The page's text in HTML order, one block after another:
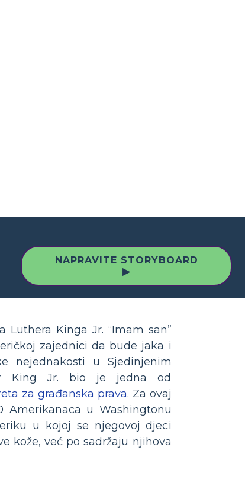
NAPRAVITE STORYBOARD
▶
Luthera Kinga Jr. “Imam san”
zajednici da bude jaka i
nejednakosti u Sjedinjenim
King Jr. bio je jedna od
za građanska prava. Za ovaj
Amerikanaca u Washingtonu
u kojoj se njegovoj djeci
kože, već po sadržaju njihova